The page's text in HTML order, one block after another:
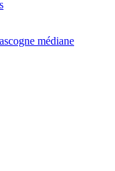
médiane